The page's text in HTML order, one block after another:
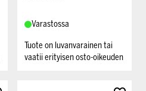
Varastossa
Tuote on luvanvarainen tai
vaatii erityisen osto-oikeuden